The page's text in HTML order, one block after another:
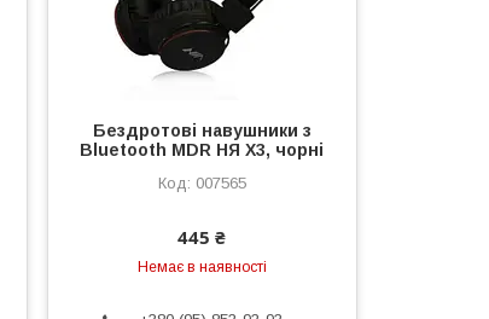
Бездротові навушники з
Bluetooth MDR НЯ X3, чорні
007565
445 ₴
Немає в наявності